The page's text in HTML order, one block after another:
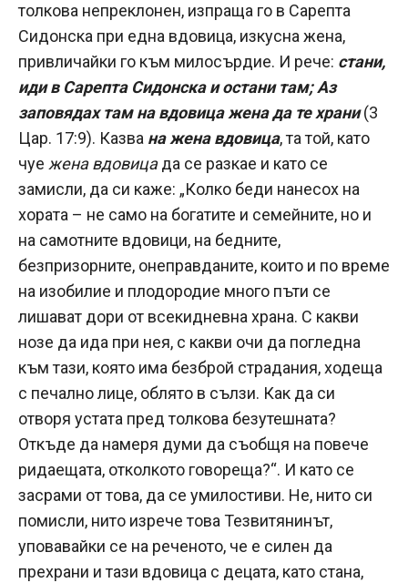
толкова непреклонен, изпраща го в Сарепта
Сидонска при една вдовица, изкусна жена,
привличайки го към милосърдие. И рече: стани,
иди в Сарепта Сидонска и остани там; Аз
заповядах там на вдовица жена да те храни(3
Цар. 17:9). Казва на жена вдовица, та той, като
чуе жена вдовицада се разкае и като се
замисли, да си каже: „Колко беди нанесох на
хората – не само на богатите и семейните, но и
на самотните вдовици, на бедните,
безпризорните, онеправданите, които и по време
на изобилие и плодородие много пъти се
лишават дори от всекидневна храна. С какви
нозе да ида при нея, с какви очи да погледна
към тази, която има безброй страдания, ходеща
с печално лице, облято в сълзи. Как да си
отворя устата пред толкова безутешната?
Откъде да намеря думи да съобщя на повече
ридаещата, отколкото говореща?“. И като се
засрами от това, да се умилостиви. Не, нито си
помисли, нито изрече това Тезвитянинът,
уповавайки се на реченото, че е силен да
прехрани и тази вдовица с децата, като стана,